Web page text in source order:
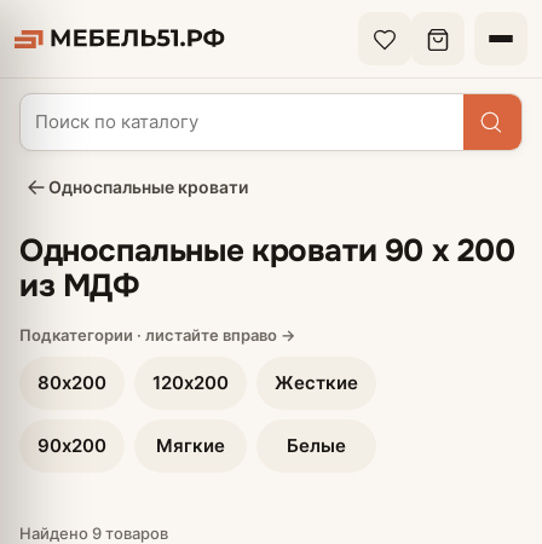
Односпальные кровати
Односпальные кровати 90 х 200
из МДФ
80х200
90х200
120х200
Мягкие
Жесткие
Белые
Найдено 9 товаров